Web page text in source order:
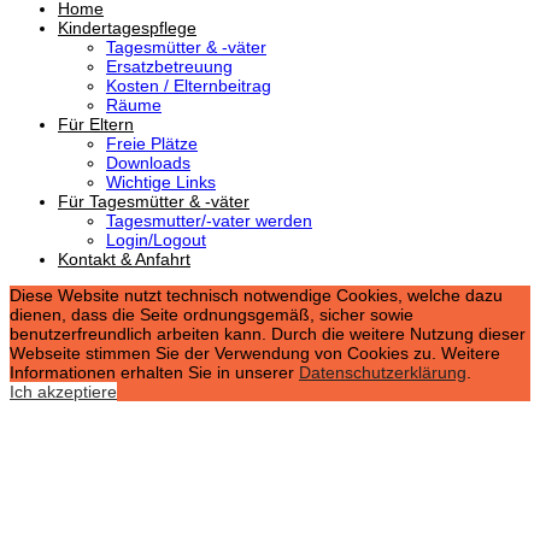
Home
Kindertagespflege
Tagesmütter & -väter
Ersatzbetreuung
Kosten / Elternbeitrag
Räume
Für Eltern
Freie Plätze
Downloads
Wichtige Links
Für Tagesmütter & -väter
Tagesmutter/-vater werden
Login/Logout
Kontakt & Anfahrt
Diese Website nutzt technisch notwendige Cookies, welche dazu
dienen, dass die Seite ordnungsgemäß, sicher sowie
benutzerfreundlich arbeiten kann. Durch die weitere Nutzung dieser
Webseite stimmen Sie der Verwendung von Cookies zu. Weitere
Informationen erhalten Sie in unserer Datenschutzerklärung
Ich akzeptiere